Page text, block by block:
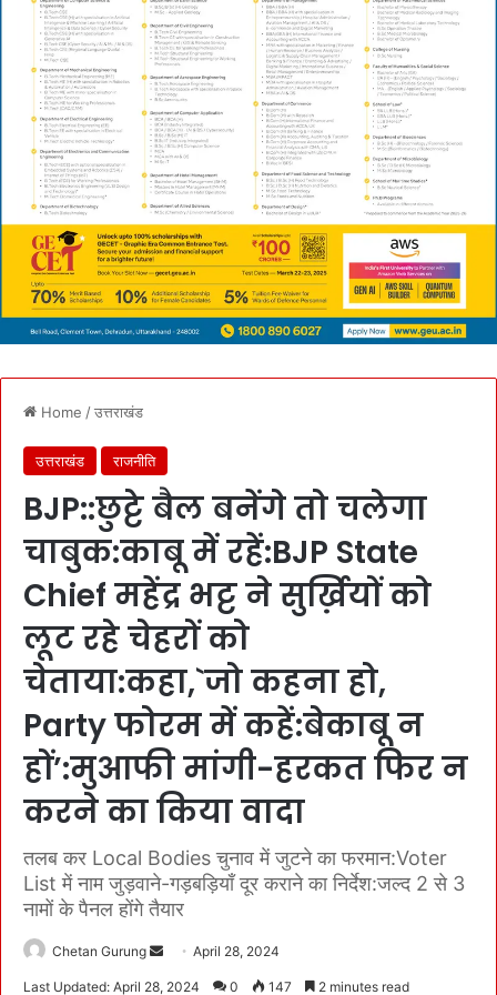
Home /उत्तराखंड
उत्तराखंड राजनीति
BJP::छुट्टे बैल बनेंगे तो चलेगा
चाबुक:काबू में रहें:BJP State
Chief महेंद्र भट्ट ने सुर्ख़ियों को
लूट रहे चेहरों को
चेताया:कहा,`जो कहना हो,
Party फोरम में कहें:बेकाबू न
हों’:मुआफी मांगी-हरकत फिर न
करने का किया वादा
तलब कर Local Bodies चुनाव में जुटने का फरमान:Voter
List में नाम जुड़वाने-गड़बड़ियाँ दूर कराने का निर्देश:जल्द 2 से 3
नामों के पैनल होंगे तैयार
Chetan Gurung April 28, 2024
Last Updated: April 28, 2024 0 147 2 minutes read